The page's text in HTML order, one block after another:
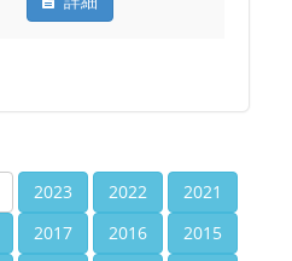
2023 2022
2021
2017 2016
2015